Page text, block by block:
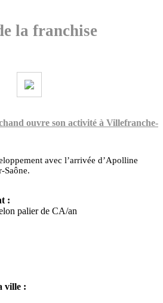
la franchise
ouvre son activité à Villefranche-
avec l’arrivée d’Apolline
Saône.
:
palier de CA/an
ville :